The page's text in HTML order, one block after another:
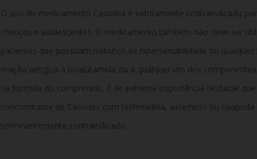
O uso do medicamento Casodex é estritamente contraindicado
crianças e adolescentes. O medicamento também não deve ser
pacientes que possuam histórico de hipersensibilidade ou qualquer
reação alérgica à bicalutamida ou a qualquer um dos
na fórmula do comprimido. É de extrema importância destacar
concomitante de Casodex com terfenadina, astemizol ou cisaprida
terminantemente contraindicado.